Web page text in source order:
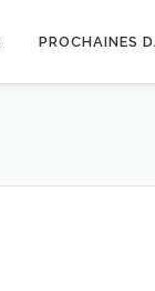
PROCHAINES